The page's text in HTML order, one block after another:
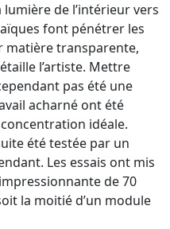
de l’intérieur vers
font pénétrer les
matière transparente,
l’artiste. Mettre
pas été une
acharné ont été
idéale.
été testée par un
Les essais ont mis
de 70
la moitié d’un module